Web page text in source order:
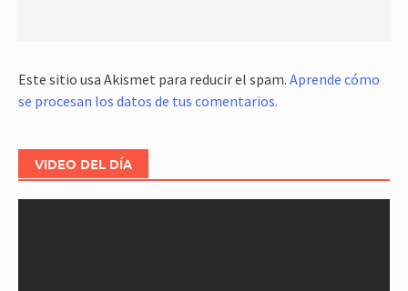
Este sitio usa Akismet para reducir el spam. Aprende cómo
se procesan los datos de tus comentarios.
VIDEO DEL DÍA